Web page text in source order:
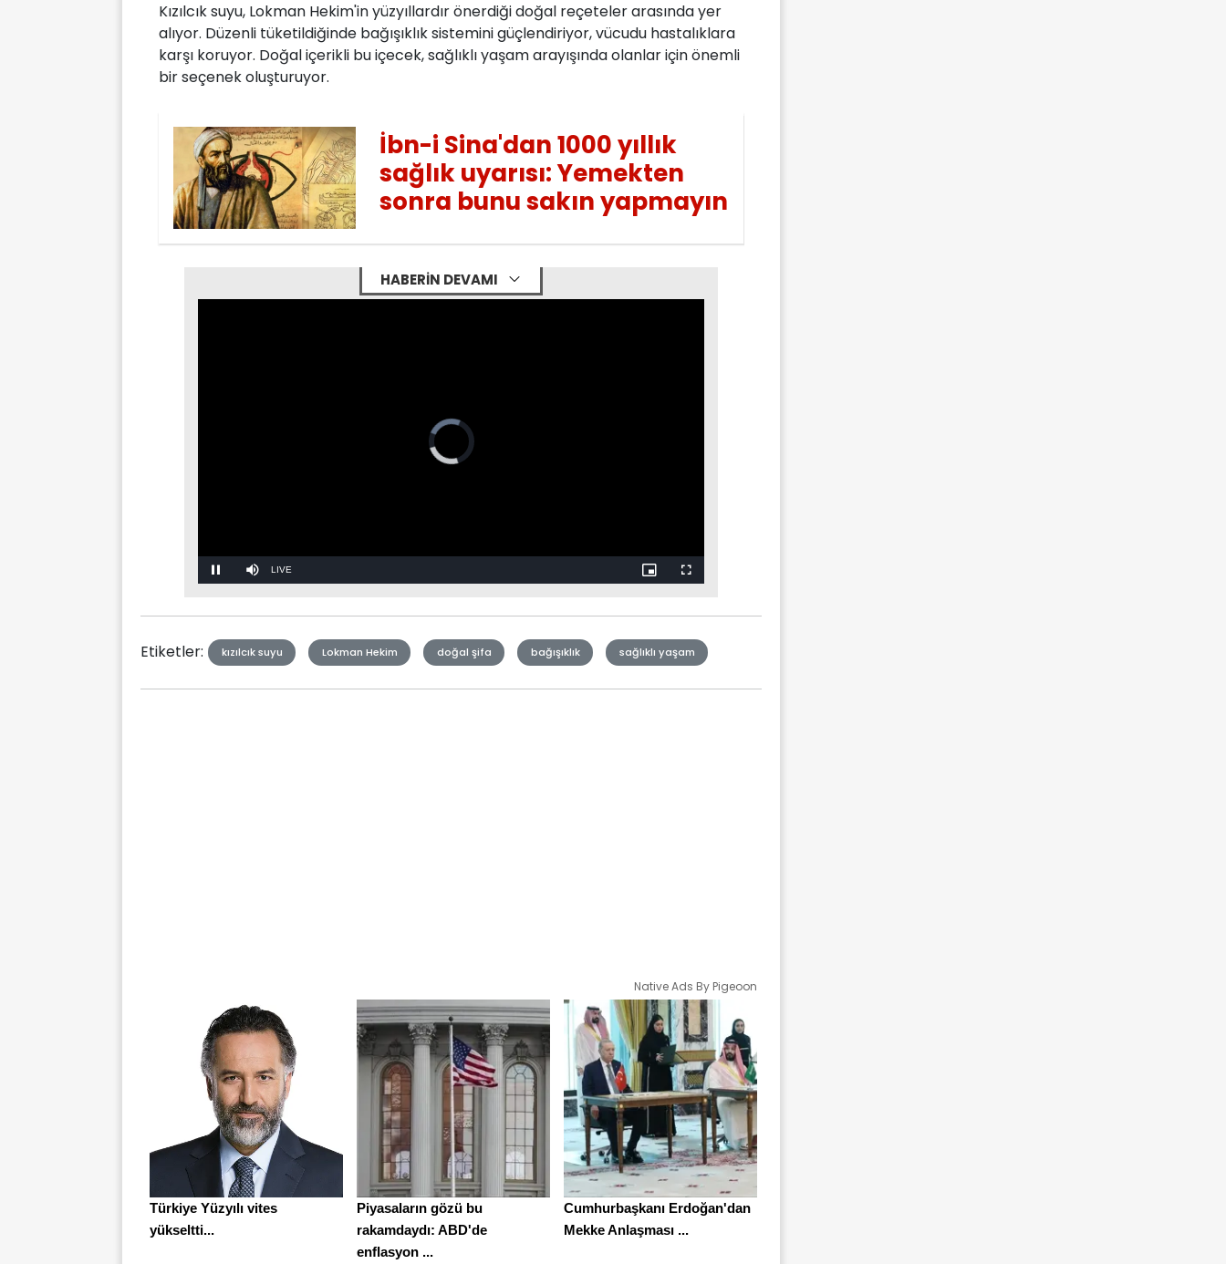
Kızılcık suyu, Lokman Hekim'in yüzyıllardır önerdiği doğal reçeteler arasında yer
alıyor. Düzenli tüketildiğinde bağışıklık sistemini güçlendiriyor, vücudu hastalıklara
karşı koruyor. Doğal içerikli bu içecek, sağlıklı yaşam arayışında olanlar için önemli
bir seçenek oluşturuyor.
İbn-i Sina'dan 1000 yıllık
sağlık uyarısı: Yemekten
sonra bunu sakın yapmayın
HABERİN DEVAMI
Mute Stream
Etiketler: kızılcık suyu Lokman Hekim doğal şifa bağışıklık sağlıklı yaşam
Native Ads By Pigeoon
Türkiye Yüzyılı vites
yükseltti...
Piyasaların gözü bu
rakamdaydı: ABD'de
enflasyon ...
Cumhurbaşkanı Erdoğan'dan
Mekke Anlaşması ...